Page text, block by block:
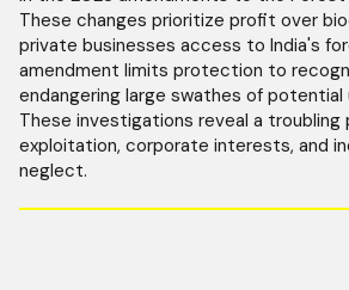
These changes prioritize profit over
private businesses access to India's
amendment limits protection to
endangering large swathes of
These investigations reveal a
exploitation, corporate interests, and
neglect.